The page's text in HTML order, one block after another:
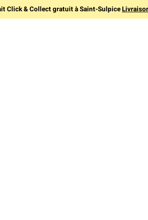
Click & Collect gratuit à Saint-Sulpice